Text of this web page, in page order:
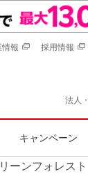
情報 採用情報
法人
キャンペーン
ーンフォレス